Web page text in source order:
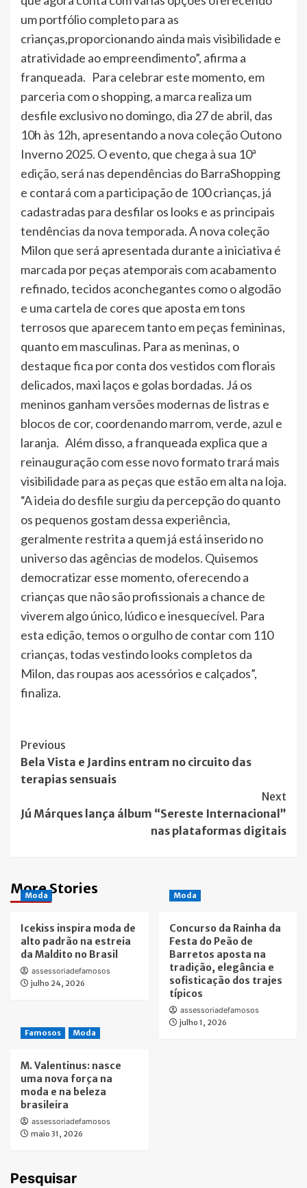
um portfólio completo para as
crianças,proporcionando ainda mais visibilidade e
atratividade ao empreendimento”, afirma a
franqueada. Para celebrar este momento, em
parceria com o shopping, a marca realiza um
desfile exclusivo no domingo, dia 27 de abril, das
10h às 12h, apresentando a nova coleção Outono
Inverno 2025. O evento, que chega à sua 10ª
edição, será nas dependências do BarraShopping
e contará com a participação de 100 crianças, já
cadastradas para desfilar os looks e as principais
tendências da nova temporada. A nova coleção
Milon que será apresentada durante a iniciativa é
marcada por peças atemporais com acabamento
refinado, tecidos aconchegantes como o algodão
e uma cartela de cores que aposta em tons
terrosos que aparecem tanto em peças femininas,
quanto em masculinas. Para as meninas, o
destaque fica por conta dos vestidos com florais
delicados, maxi laços e golas bordadas. Já os
meninos ganham versões modernas de listras e
blocos de cor, coordenando marrom, verde, azul e
laranja. Além disso, a franqueada explica que a
reinauguração com esse novo formato trará mais
visibilidade para as peças que estão em alta na loja.
“A ideia do desfile surgiu da percepção do quanto
os pequenos gostam dessa experiência,
geralmente restrita a quem já está inserido no
universo das agências de modelos. Quisemos
democratizar esse momento, oferecendo a
crianças que não são profissionais a chance de
viverem algo único, lúdico e inesquecível. Para
esta edição, temos o orgulho de contar com 110
crianças, todas vestindo looks completos da
Milon, das roupas aos acessórios e calçados”,
finaliza.
Post
Navigation
Previous
Bela Vista e Jardins entram no circuito das
terapias sensuais
Next
Jú Márques lança álbum “Sereste Internacional”
nas plataformas digitais
More Stories
Moda
Icekiss inspira moda de
alto padrão na estreia
da Maldito no Brasil
assessoriadefamosos
julho 24, 2026
Moda
Concurso da Rainha da
Festa do Peão de
Barretos aposta na
tradição, elegância e
sofisticação dos trajes
típicos
assessoriadefamosos
julho 1, 2026
Famosos
Moda
M. Valentinus: nasce
uma nova força na
moda e na beleza
brasileira
assessoriadefamosos
maio 31, 2026
Pesquisar